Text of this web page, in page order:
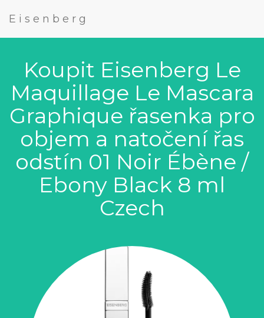
Eisenberg
Koupit Eisenberg Le
Maquillage Le Mascara
Graphique řasenka pro
objem a natočení řas
odstín 01 Noir Ébène /
Ebony Black 8 ml
Czech